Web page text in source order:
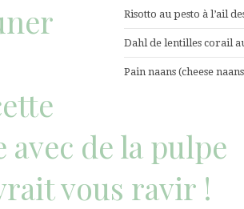
Risotto au pesto à l’ail
Dahl de lentilles corail
Pain naans (cheese
avec de la pulpe
vous ravir !